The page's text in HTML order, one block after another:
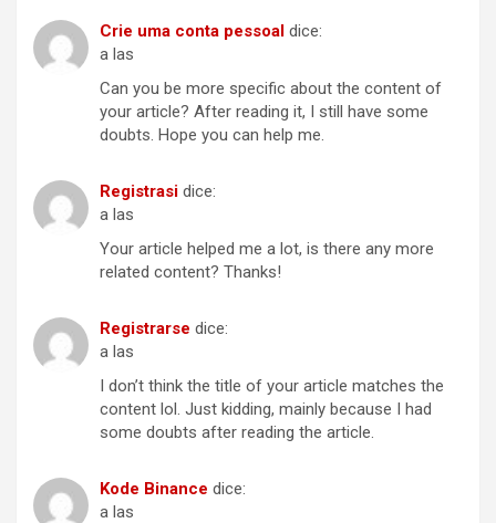
Crie uma conta pessoal dice:
a las
Can you be more specific about the content of
your article? After reading it, I still have some
doubts. Hope you can help me.
Registrasi dice:
a las
Your article helped me a lot, is there any more
related content? Thanks!
Registrarse dice:
a las
I don’t think the title of your article matches the
content lol. Just kidding, mainly because I had
some doubts after reading the article.
Kode Binance dice:
a las